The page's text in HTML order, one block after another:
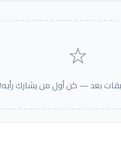
☆
بعد — كن أول من يشارك رأيه!